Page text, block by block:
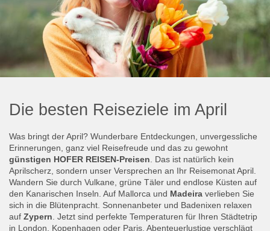
Die besten Reiseziele im April
Was bringt der April? Wunderbare Entdeckungen, unvergessliche
Erinnerungen, ganz viel Reisefreude und das zu gewohnt
günstigen HOFER REISEN-Preisen . Das ist natürlich kein
Aprilscherz, sondern unser Versprechen an Ihr Reisemonat April.
Wandern Sie durch Vulkane, grüne Täler und endlose Küsten auf
den Kanarischen Inseln. Auf Mallorca und Madeira verlieben Sie
sich in die Blütenpracht. Sonnenanbeter und Badenixen relaxen
auf Zypern . Jetzt sind perfekte Temperaturen für Ihren Städtetrip
in London, Kopenhagen oder Paris. Abenteuerlustige verschlägt